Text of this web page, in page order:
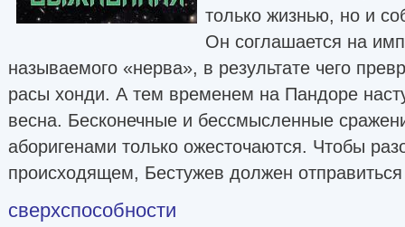
только жизнью, но и
Он соглашается на
называемого «нерва», в результате чего
расы хонди. А тем временем на Пандоре
весна. Бесконечные и бессмысленные
аборигенами только ожесточаются. Чтобы
происходящем, Бестужев должен
сверхспособности